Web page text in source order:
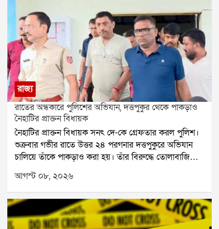
রাজ্য
রাতের অন্ধকারে পুলিশের অভিযান, দত্তপুকুর থেকে পাকড়াও
নৈহাটির প্রাক্তন বিধায়ক
নৈহাটির প্রাক্তন বিধায়ক সনৎ দে-কে গ্রেফতার করল পুলিশ।
শুক্রবার গভীর রাতে উত্তর ২৪ পরগনার দত্তপুকুরে অভিযান
চালিয়ে তাঁকে পাকড়াও করা হয়। তাঁর বিরুদ্ধে তোলাবাজি
এবং ভোট পরবর্তী হিংসার অভিযোগ রয়েছে বলে পুলিশ সূত্রে
জানা গিয়েছে। শনিবার তাঁকে বারাকপুর আদালতে তোলা
হবে।২০২৪ সালের উপনির্বাচনে নৈহাটি বিধানসভা কেন্দ্র
থেকে জয়ী হয়েছিলেন সনৎ দে। তবে তার আগে থেকেই তাঁর
বিরুদ্ধে একাধিক অভিযোগ উঠেছিল। স্থানীয় সূত্রে তাঁর
আগস্ট ০৮, ২০২৬